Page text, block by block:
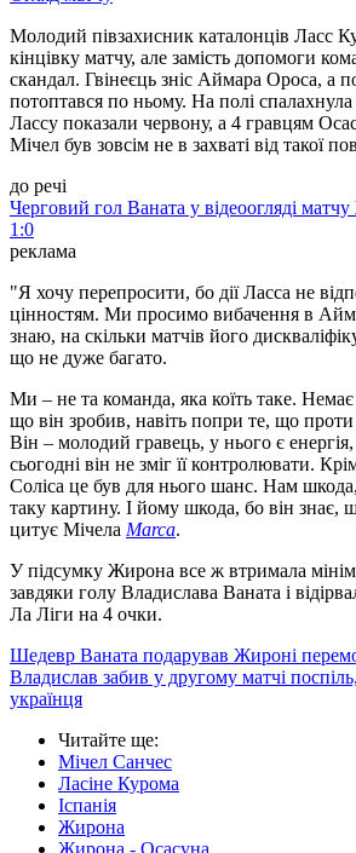
Молодий півзахисник каталонців Ласс
кінцівку матчу, але замість допомоги
скандал. Гвінеєць зніс Аймара Ороса, а
потоптався по ньому. На полі
Лассу показали червону, а 4 гравцям
Мічел був зовсім не в захваті від такої
до речі
Черговий гол Ваната у відеоогляді
1:0
реклама
"Я хочу перепросити, бо дії Ласса не
цінностям. Ми просимо вибачення в
знаю, на скільки матчів його
що не дуже багато.
Ми – не та команда, яка коїть таке.
що він зробив, навіть попри те, що проти
Він – молодий гравець, у нього є
сьогодні він не зміг її контролювати.
Соліса це був для нього шанс. Нам
таку картину. І йому шкода, бо він знає,
цитує Мічела Marca.
У підсумку Жирона все ж втримала
завдяки голу Владислава Ваната і
Ла Ліги на 4 очки.
Шедевр Ваната подарував Жироні
Владислав забив у другому матчі
українця
Читайте ще:
Мічел Санчес
Ласіне Курома
Іспанія
Жирона